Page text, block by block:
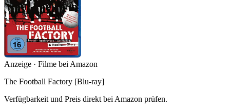
Anzeige · Filme bei Amazon
The Football Factory [Blu-ray]
Verfügbarkeit und Preis direkt bei Amazon prüfen.